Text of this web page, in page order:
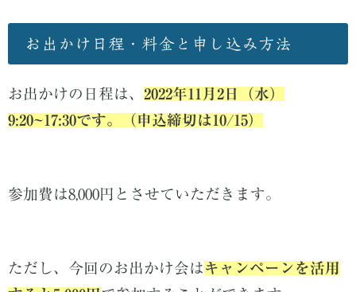
お出かけ日程・料金と申し込み方法
お出かけの日程は、 2022年11月2日（水）
9:20~17:30です。（申込締切は10/15）
参加費は8,000円とさせていただきます。
ただし、今回のお出かけ会は キャンペーンを活用